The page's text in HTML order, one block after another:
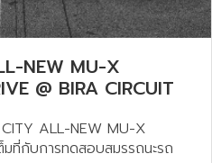
NEW MU-X
@ BIRA CIRCUIT
ALL-NEW MU-X
มที่กับการทดสอบสมรรถนะรถ